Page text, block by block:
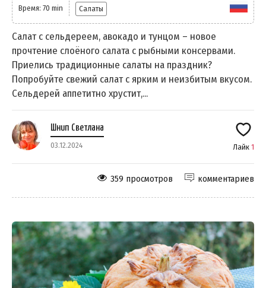
Время: 70 min Салаты
Салат с сельдереем, авокадо и тунцом – новое
прочтение слоёного салата с рыбными консервами.
Приелись традиционные салаты на праздник?
Попробуйте свежий салат с ярким и неизбитым вкусом.
Сельдерей аппетитно хрустит,...
Шнип Светлана
03.12.2024 Лайк 1
комментариев
359 просмотров